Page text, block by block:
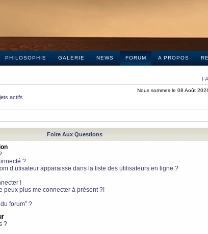
PHILOSOPHIE GALERIE NEWS FORUM A PROPOS
Nous sommes le 08 Août
actifs
Foire Aux Questions
?
d’utisateur apparaisse dans la liste des utilisateurs en ligne ?
!
peux plus me connecter à présent ?!
forum” ?
?